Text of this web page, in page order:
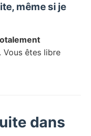
même si je
. Vous êtes libre
dans